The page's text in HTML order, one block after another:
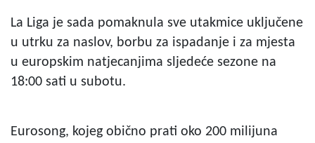
La Liga je sada pomaknula sve utakmice uključene
u utrku za naslov, borbu za ispadanje i za mjesta
u europskim natjecanjima sljedeće sezone na
18:00 sati u subotu.
Eurosong, kojeg obično prati oko 200 milijuna